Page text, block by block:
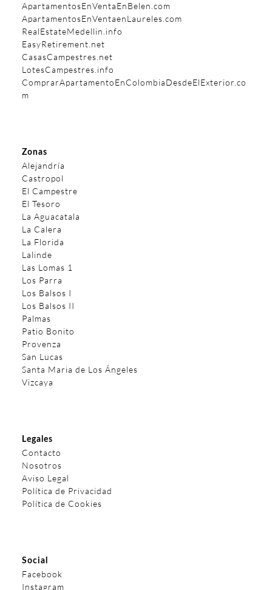
ApartamentosEnVentaEnBelen.com
ApartamentosEnVentaenLaureles.com
RealEstateMedellin.info
EasyRetirement.net
CasasCampestres.net
LotesCampestres.info
ComprarApartamentoEnColombiaDesdeElExterior.co
m
Zonas
Alejandría
Castropol
El Campestre
El Tesoro
La Aguacatala
La Calera
La Florida
Lalinde
Las Lomas 1
Los Parra
Los Balsos I
Los Balsos II
Palmas
Patio Bonito
Provenza
San Lucas
Santa Maria de Los Ángeles
Vizcaya
Legales
Contacto
Nosotros
Aviso Legal
Política de Privacidad
Política de Cookies
Social
Facebook
Instagram